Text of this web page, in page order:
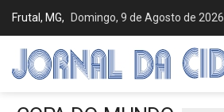
Frutal, MG, Domingo, 9 de Agosto de 2026